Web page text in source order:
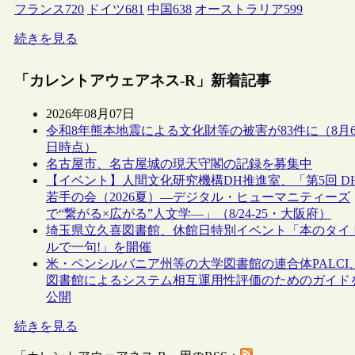
フランス720 ドイツ681 中国638 オーストラリア599
続きを見る
「カレントアウェアネス-R」新着記事
2026年08月07日
令和8年熊本地震による文化財等の被害が83件に（8月
日時点）
名古屋市、名古屋城の現天守閣の記録を募集中
【イベント】人間文化研究機構DH推進室、「第5回
若手の会（2026夏）―デジタル・ヒューマニティーズ
で“繋がる×広がる”人文学―」（8/24-25・大阪府）
埼玉県立久喜図書館、休館日特別イベント「本のタイ
ルで一句!」を開催
米・ペンシルバニア州等の大学図書館の連合体PALCI、
図書館によるシステム相互運用性評価のためのガイド
公開
続きを見る